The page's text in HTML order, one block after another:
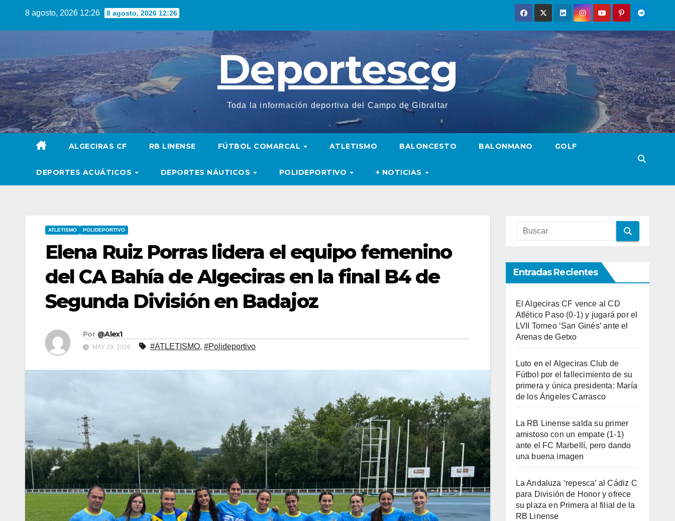
8 agosto, 2026 12:26 8 agosto, 2026 12:26
Deportescg
Toda la información deportiva del Campo de Gibraltar
ALGECIRAS CF RB LINENSE FÚTBOL COMARCAL ATLETISMO BALONCESTO BALONMANO GOLF
DEPORTES ACUÁTICOS DEPORTES NÁUTICOS POLIDEPORTIVO + NOTICIAS
ATLETISMO POLIDEPORTIVO
Elena Ruiz Porras lidera el equipo femenino
del CA Bahía de Algeciras en la final B4 de
Segunda División en Badajoz
Por @Alex1
MAY 29, 2026 #ATLETISMO, #Polideportivo
Entradas Recientes
El Algeciras CF vence al CD
Atlético Paso (0-1) y jugará por el
LVII Torneo ‘San Ginés’ ante el
Arenas de Getxo
Luto en el Algeciras Club de
Fútbol por el fallecimiento de su
primera y única presidenta: María
de los Ángeles Carrasco
La RB Linense salda su primer
amistoso con un empate (1-1)
ante el FC Marbellí, pero dando
una buena imagen
La Andaluza ‘repesca’ al Cádiz C
para División de Honor y ofrece
su plaza en Primera al filial de la
RB Linense